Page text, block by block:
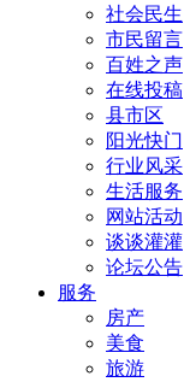
社会民生
市民留言
百姓之声
在线投稿
县市区
阳光快门
行业风采
生活服务
网站活动
谈谈灌灌
论坛公告
服务
房产
美食
旅游